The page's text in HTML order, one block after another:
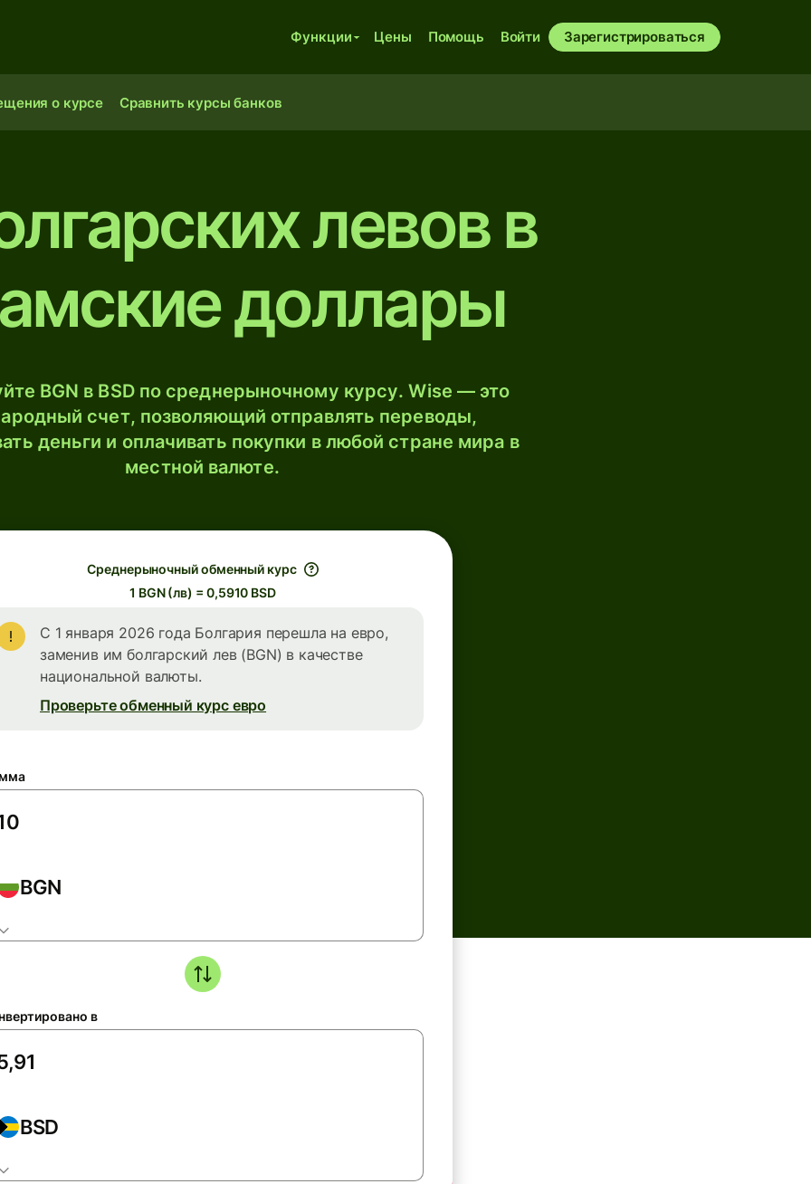
Функции Цены Помощь Войти Зарегистрироваться
о курсе Сравнить курсы банков
левов в
доллары
BGN в BSD по среднерыночному курсу. Wise — это
счет, позволяющий отправлять переводы,
деньги и оплачивать покупки в любой стране мира в
местной валюте.
Среднерыночный обменный курс
1 BGN (лв) = 0,5910 BSD
С 1 января 2026 года Болгария перешла на евро,
заменив им болгарский лев (BGN) в качестве
национальной валюты.
Проверьте обменный курс евро
BGN
в
BSD